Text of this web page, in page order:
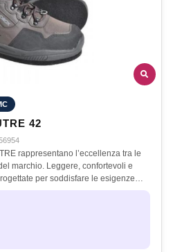
42
rappresentano l’eccellenza tra le
marchio. Leggere, confortevoli e
per soddisfare le esigenze…